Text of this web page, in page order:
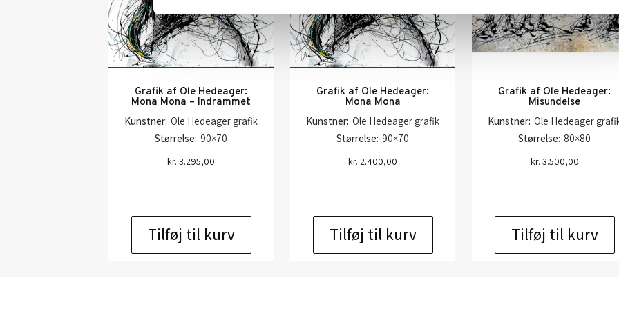
Grafik af Ole Hedeager:
Mona Mona – Indrammet
Kunstner: Ole Hedeager grafik
Størrelse: 90×70
kr. 3.295,00
Tilføj til kurv
Grafik af Ole Hedeager:
Mona Mona
Kunstner: Ole Hedeager grafik
Størrelse: 90×70
kr. 2.400,00
Tilføj til kurv
Grafik af Ole Hedeager:
Misundelse
Kunstner: Ole Hedeager
Størrelse: 80×80
kr. 3.500,00
Tilføj til kurv